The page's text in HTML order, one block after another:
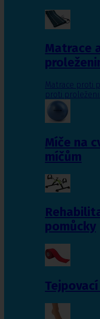
Matrace
Matrace proti
proti
Míče na
míčům
pomůcky